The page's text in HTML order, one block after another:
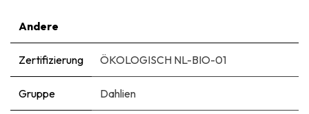
Andere
Zertifizierung ÖKOLOGISCH NL-BIO-01
Gruppe Dahlien